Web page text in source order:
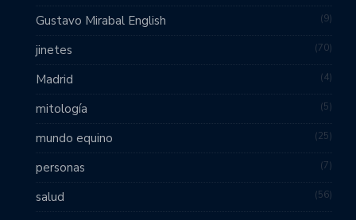
Gustavo Mirabal English 9
jinetes 70
Madrid 4
mitología 5
mundo equino 25
personas 7
salud 56